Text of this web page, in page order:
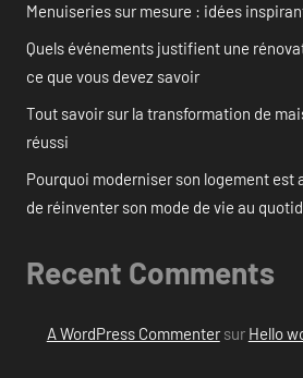
Menuiseries sur mesure : idées
Quels événements justifient une
ce que vous devez savoir
Tout savoir sur la transformation de
réussi
Pourquoi moderniser son logement est
de réinventer son mode de vie au
Recent Comments
A WordPress Commentersur Hello